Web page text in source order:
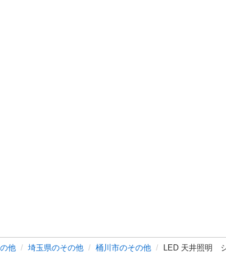
他 埼玉県のその他 桶川市のその他 LED 天井照明